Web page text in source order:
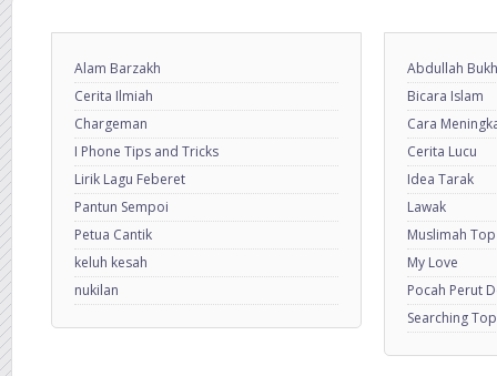
Alam Barzakh
Cerita Ilmiah
Chargeman
I Phone Tips and Tricks
Lirik Lagu Feberet
Pantun Sempoi
Petua Cantik
keluh kesah
nukilan
Abdullah
Bicara Islam
Cara
Cerita Lucu
Idea Tarak
Lawak
Muslimah
My Love
Pocah Perut
Searching